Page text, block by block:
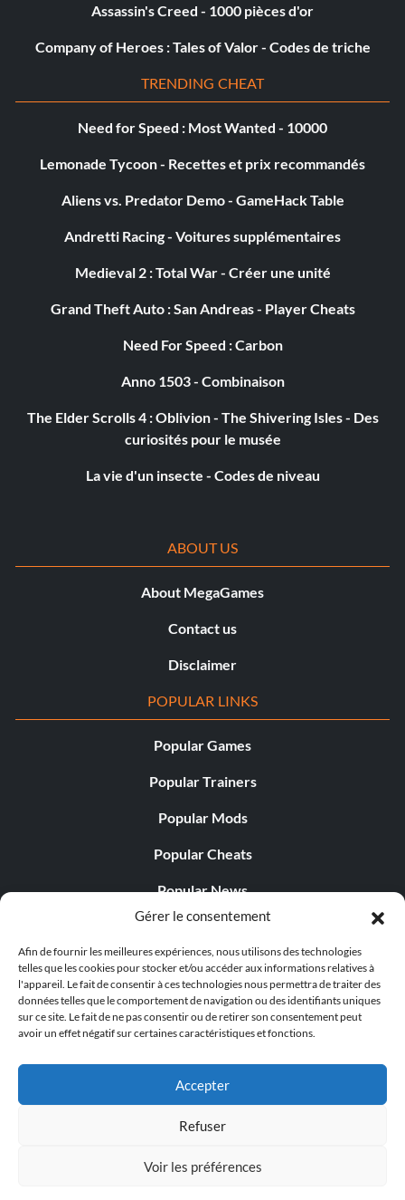
Gérer le consentement
Afin de fournir les meilleures expériences, nous utilisons des technologies
telles que les cookies pour stocker et/ou accéder aux informations relatives à
l'appareil. Le fait de consentir à ces technologies nous permettra de traiter des
données telles que le comportement de navigation ou des identifiants uniques
sur ce site. Le fait de ne pas consentir ou de retirer son consentement peut
avoir un effet négatif sur certaines caractéristiques et fonctions.
Accepter
Refuser
Voir les préférences
Assassin's Creed - 1000 pièces d'or
Company of Heroes : Tales of Valor - Codes de triche
TRENDING CHEAT
Need for Speed : Most Wanted - 10000
Lemonade Tycoon - Recettes et prix recommandés
Aliens vs. Predator Demo - GameHack Table
Andretti Racing - Voitures supplémentaires
Medieval 2 : Total War - Créer une unité
Grand Theft Auto : San Andreas - Player Cheats
Need For Speed : Carbon
Anno 1503 - Combinaison
The Elder Scrolls 4 : Oblivion - The Shivering Isles - Des
curiosités pour le musée
La vie d'un insecte - Codes de niveau
ABOUT US
About MegaGames
Contact us
Disclaimer
POPULAR LINKS
Popular Games
Popular Trainers
Popular Mods
Popular Cheats
Popular News
Popular Editorials
Popular Free Games
LATEST UPDATES
© 1998 - 2026 MegaGames.com All rights reserved